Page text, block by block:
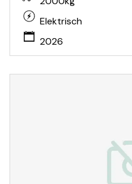
Elektrisch
2026